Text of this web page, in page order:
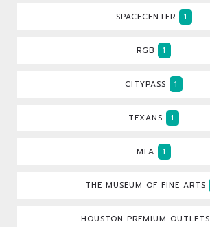
SPACECENTER 1
RGB 1
CITYPASS 1
TEXANS 1
MFA 1
THE MUSEUM OF FINE ARTS
HOUSTON PREMIUM OUTLETS